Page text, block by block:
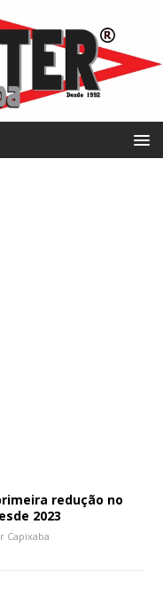
redução no
2023
Capixaba